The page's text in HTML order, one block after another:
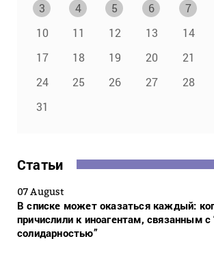
3
4 5 6 7
10
11 12 13 14
17
18 19 20 21
24
25 26 27 28
31
Статьи
07 August
В списке может оказаться каждый:
причислили к иноагентам, связанным
солидарностью”